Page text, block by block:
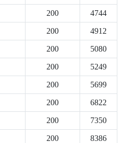
200 4744
200 4912
200 5080
200 5249
200 5699
200 6822
200 7350
200 8386